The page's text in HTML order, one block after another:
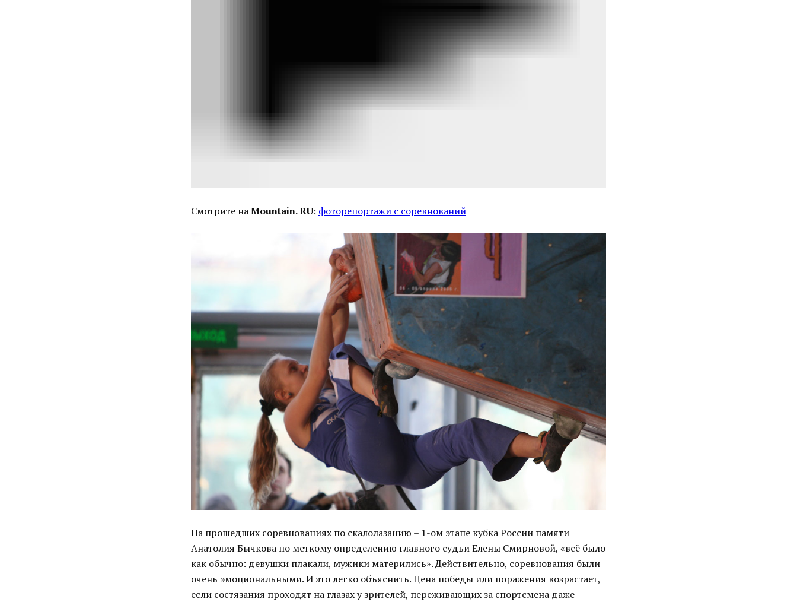
Смотрите наMountain. RU: фоторепортажи с соревнований
На прошедших соревнованиях по скалолазанию – 1-ом этапе кубка России памяти
Анатолия Бычкова по меткому определению главного судьи Елены Смирновой, «всё было
как обычно: девушки плакали, мужики матерились». Действительно, соревнования были
очень эмоциональными. И это легко объяснить. Цена победы или поражения возрастает,
если состязания проходят на глазах у зрителей, переживающих за спортсмена даже